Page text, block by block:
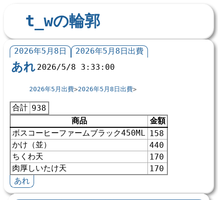
t_wの輪郭
2026年5月8日 2026年5月8日出費
あれ 2026/5/8 3:33:00
2026年5月出費 2026年5月8日出費
合計 938
商品
金額
ボスコーヒーファームブラック450ML 158
かけ（並）
440
ちくわ天
170
肉厚しいたけ天
170
あれ